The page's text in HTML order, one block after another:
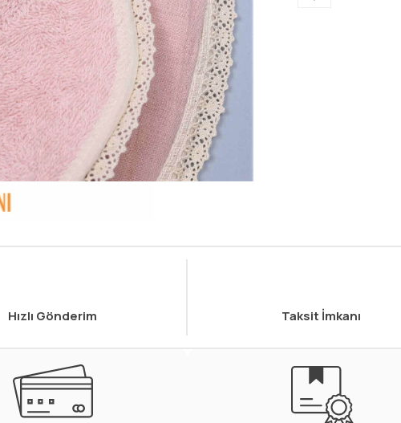
Hızlı Gönderim Taksit İmkanı